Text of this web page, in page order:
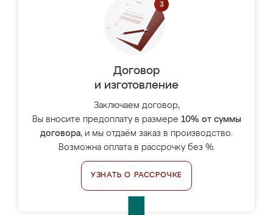
Договор
и изготовление
Заключаем договор,
Вы вносите предоплату в размере 10% от суммы
договора, и мы отдаём заказ в производство.
Возможна оплата в рассрочку без %.
УЗНАТЬ О РАССРОЧКЕ